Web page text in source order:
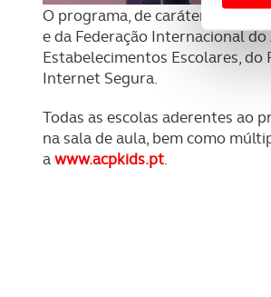
O ACP
O programa, de caráter
e da Federação Internacional
Estabelecimentos Escolares, do
Internet Segura.
Todas as escolas aderentes ao
na sala de aula, bem como
awww.acpkids.pt.